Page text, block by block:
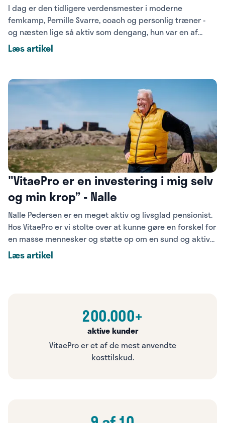
I dag er den tidligere verdensmester i moderne
femkamp, Pernille Svarre, coach og personlig træner -
og næsten lige så aktiv som dengang, hun var en af
Danmarks bedste. VitaePro har besøgt Pernille Svarre til
en snak om, hvordan hun har en sund og aktiv hverdag.
Læs artikel
"VitaePro er en investering i mig selv
og min krop” - Nalle
Nalle Pedersen er en meget aktiv og livsglad pensionist.
Hos VitaePro er vi stolte over at kunne gøre en forskel for
en masse mennesker og støtte op om en sund og aktiv
livsstil. Oplev i denne artikel, hvordan ingredienserne i
Læs artikel
200.000+
aktive kunder
VitaePro er et af de mest anvendte
kosttilskud.